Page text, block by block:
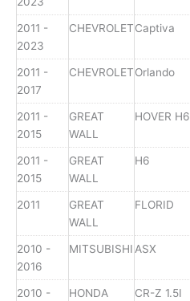
2011 -
2023
CHEVROLETCaptiva
2011 -
2017
CHEVROLETOrlando
2011 -
2015
GREAT
WALL
HOVER H6
2011 -
2015
GREAT
WALL
H6
2011
GREAT
WALL
FLORID
2010 -
2016
MITSUBISHI ASX
2010 -
HONDA CR-Z 1.5I